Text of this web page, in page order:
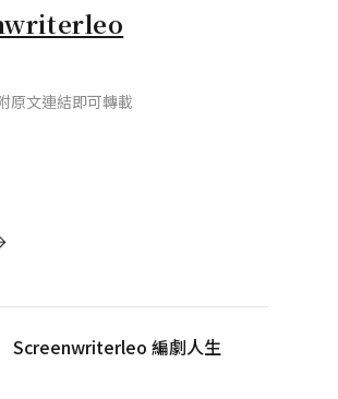
原文連結即可轉載
Screenwriterleo 編劇人生